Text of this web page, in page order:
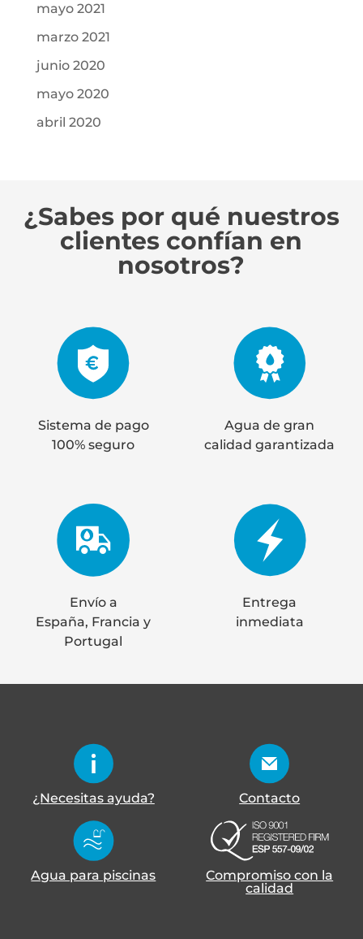
mayo 2021
marzo 2021
junio 2020
mayo 2020
abril 2020
¿Sabes por qué nuestros
clientes confían en
nosotros?
Sistema de pago
100% seguro
Agua de gran
calidad garantizada
Envío a
España, Francia y
Portugal
Entrega
inmediata
¿Necesitas ayuda? Contacto
Agua para piscinas
Compromiso con la
calidad